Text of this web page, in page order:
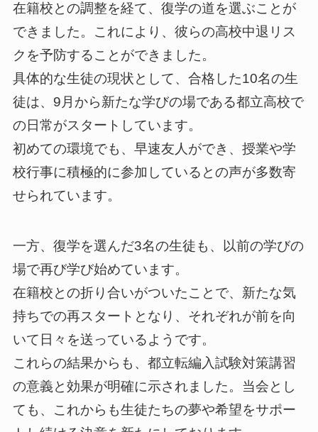
在籍校との調整を経て、復学の道を選ぶことが
できました。これにより、彼らの高校中退リス
クを予防することができました。
具体的な生徒の現状として、合格した10名の生
徒は、9月から新たな学びの場である都立高校で
の日常がスタートしています。
初めての環境でも、早速友人ができ、授業や学
校行事に積極的に参加しているとの声が多数寄
せられています。
一方、復学を選んだ3名の生徒も、以前の学びの
場で再び学び始めています。
在籍校との折り合いがついたことで、新たな気
持ちでの再スタートとなり、それぞれが前を向
いて日々を送っているようです。
これらの結果からも、都立転編入試験対策講習
の意義と効果が明確に示されました。当会とし
ても、これからも生徒たちの夢や希望をサポー